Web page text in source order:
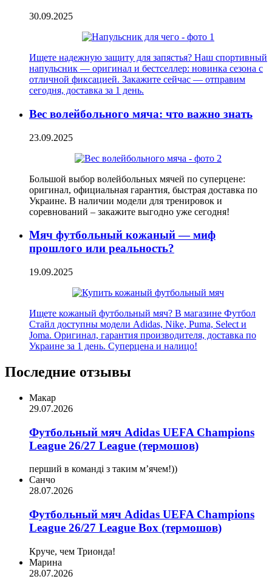
30.09.2025
Ищете надежную защиту для запястья? Наш спортивный
напульсник — оригинал и бестселлер: новинка сезона с
отличной фиксацией. Закажите сейчас — отправим
сегодня, доставка за 1 день.
Вес волейбольного мяча: что важно знать
23.09.2025
Большой выбор волейбольных мячей по суперцене:
оригинал, официальная гарантия, быстрая доставка по
Украине. В наличии модели для тренировок и
соревнований – закажите выгодно уже сегодня!
Мяч футбольный кожаный — миф
прошлого или реальность?
19.09.2025
Ищете кожаный футбольный мяч? В магазине Футбол
Стайл доступны модели Adidas, Nike, Puma, Select и
Joma. Оригинал, гарантия производителя, доставка по
Украине за 1 день. Суперцена и налицо!
Последние отзывы
Макар
29.07.2026
Футбольный мяч Adidas UEFA Champions
League 26/27 League (термошов)
перший в команді з таким мʼячем!))
Санчо
28.07.2026
Футбольный мяч Adidas UEFA Champions
League 26/27 League Box (термошов)
Круче, чем Трионда!
Марина
28.07.2026